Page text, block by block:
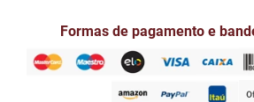
Formas de pagamento e